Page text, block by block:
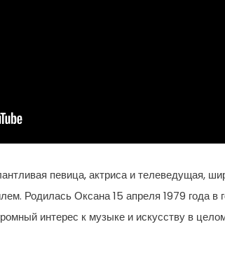
певица, актриса и телеведущая,
Родилась Оксана 15 апреля 1979 года в
интерес к музыке и искусству в